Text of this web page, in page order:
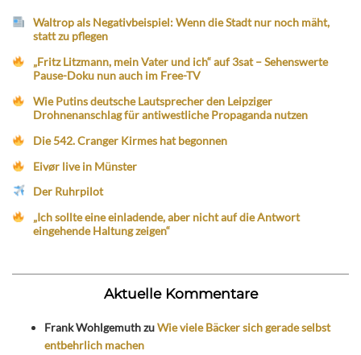
Waltrop als Negativbeispiel: Wenn die Stadt nur noch mäht,
statt zu pflegen
„Fritz Litzmann, mein Vater und ich“ auf 3sat – Sehenswerte
Pause-Doku nun auch im Free-TV
Wie Putins deutsche Lautsprecher den Leipziger
Drohnenanschlag für antiwestliche Propaganda nutzen
Die 542. Cranger Kirmes hat begonnen
Eivør live in Münster
Der Ruhrpilot
„Ich sollte eine einladende, aber nicht auf die Antwort
eingehende Haltung zeigen“
Aktuelle Kommentare
Frank WohlgemuthzuWie viele Bäcker sich gerade selbst
entbehrlich machen